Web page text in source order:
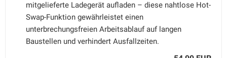
mitgelieferte Ladegerät aufladen – diese nahtlose Hot-
Swap-Funktion gewährleistet einen
unterbrechungsfreien Arbeitsablauf auf langen
Baustellen und verhindert Ausfallzeiten.